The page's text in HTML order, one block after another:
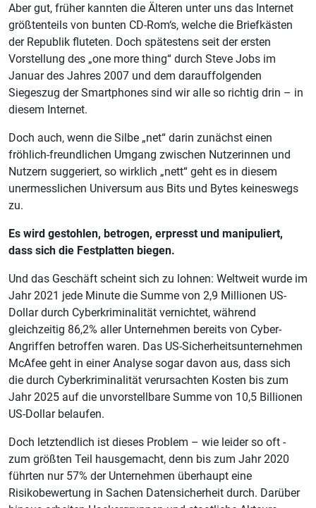
Aber gut, früher kannten die Älteren unter uns das Internet
größtenteils von bunten CD-Rom‘s, welche die Briefkästen
der Republik fluteten. Doch spätestens seit der ersten
Vorstellung des „one more thing“ durch Steve Jobs im
Januar des Jahres 2007 und dem darauffolgenden
Siegeszug der Smartphones sind wir alle so richtig drin – in
diesem Internet.
Doch auch, wenn die Silbe „net“ darin zunächst einen
fröhlich-freundlichen Umgang zwischen Nutzerinnen und
Nutzern suggeriert, so wirklich „nett“ geht es in diesem
unermesslichen Universum aus Bits und Bytes keineswegs
zu.
Es wird gestohlen, betrogen, erpresst und manipuliert,
dass sich die Festplatten biegen.
Und das Geschäft scheint sich zu lohnen: Weltweit wurde im
Jahr 2021 jede Minute die Summe von 2,9 Millionen US-
Dollar durch Cyberkriminalität vernichtet, während
gleichzeitig 86,2% aller Unternehmen bereits von Cyber-
Angriffen betroffen waren. Das US-Sicherheitsunternehmen
McAfee geht in einer Analyse sogar davon aus, dass sich
die durch Cyberkriminalität verursachten Kosten bis zum
Jahr 2025 auf die unvorstellbare Summe von 10,5 Billionen
US-Dollar belaufen.
Doch letztendlich ist dieses Problem – wie leider so oft -
zum größten Teil hausgemacht, denn bis zum Jahr 2020
führten nur 57% der Unternehmen überhaupt eine
Risikobewertung in Sachen Datensicherheit durch. Darüber